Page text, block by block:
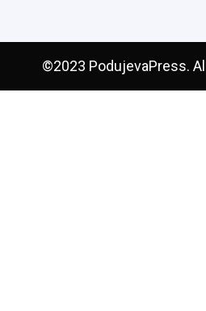
©2023 PodujevaPress.